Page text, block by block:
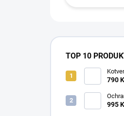
TOP 10
KB -
790
kyblík
995